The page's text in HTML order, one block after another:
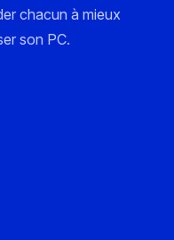
chacun à mieux
son PC.